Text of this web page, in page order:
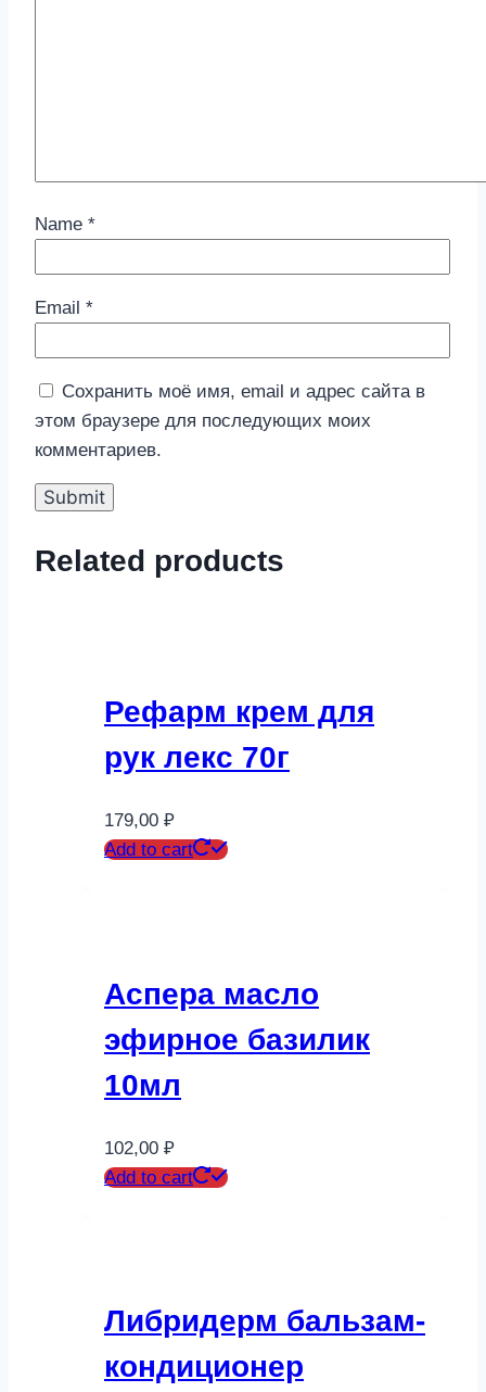
Name *
Email *
Сохранить моё имя, email и адрес сайта в
этом браузере для последующих моих
комментариев.
Related products
Рефарм крем для
рук лекс 70г
179,00 ₽
Add to cart
Аспера масло
эфирное базилик
10мл
102,00 ₽
Add to cart
Либридерм бальзам-
кондиционер